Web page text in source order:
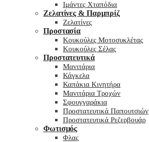
Ιμάντες Χταπόδια
Ζελατίνες & Παρμπρίζ
Ζελατίνες
Προστασία
Κουκούλες Μοτοσυκλέτας
Κουκούλες Σέλας
Προστατευτικά
Μανιτάρια
Κάγκελα
Καπάκια Κινητήρα
Μανιτάρια Τροχών
Σφουγγαράκια
Προστατευτικά Παπουτσιών
Προστατευτικά Ρεζερβουάρ
Φωτισμός
Φλας